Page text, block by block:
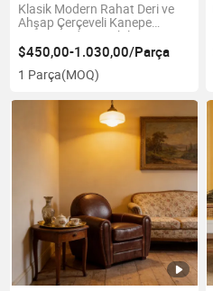
Klasik Modern Rahat Deri ve
Ahşap Çerçeveli Kanepe
Oturma Odası Mobilyası
$450,00-1.030,00/Parça
1 Parça(MOQ)